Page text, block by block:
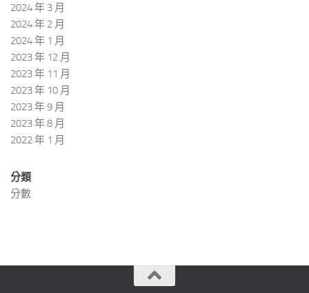
2024 年 3 月
2024 年 2 月
2024 年 1 月
2023 年 12 月
2023 年 11 月
2023 年 10 月
2023 年 9 月
2023 年 8 月
2022 年 1 月
分類
分數